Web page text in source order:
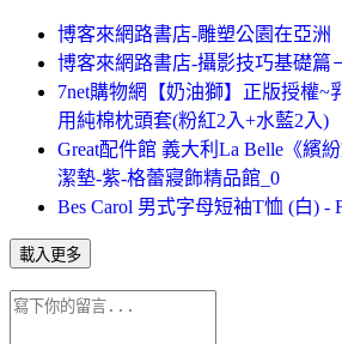
博客來網路書店-雕塑公園在亞洲
博客來網路書店-攝影技巧基礎篇
7net購物網【奶油獅】正版授權~
用純棉枕頭套(粉紅2入+水藍2入)
Great配件館 義大利La Belle《繽
潔墊-紫-格蕾寢飾精品館_0
Bes Carol 男式字母短袖T恤 (白) -
載入更多